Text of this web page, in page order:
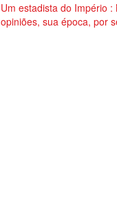
Um estadista do Império
opiniões, sua época, por